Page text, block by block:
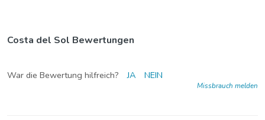
Costa del Sol Bewertungen
War die Bewertung hilfreich? JA NEIN
Missbrauch melden